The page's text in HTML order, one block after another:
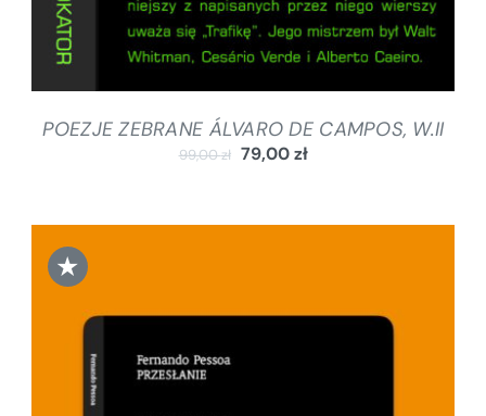
POEZJE ZEBRANE ÁLVARO DE CAMPOS, W.II
99,00zł 79,00zł
★